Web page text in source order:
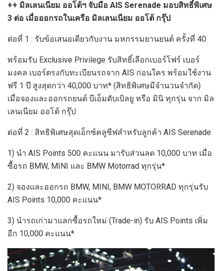
++ มิลเลนเนียม ออโต้ฯ จับมือ AIS Serenade มอบสิทธิ์พิเศษ
3 ต่อ เมื่อออกรถในเครือ มิลเลนเนียม ออโต้ กรุ๊ป
ต่อที่ 1 : รับข้อเสนอเดียวกับงาน มหกรรมยานยนต์ ครั้งที่ 40
พร้อมรับ Exclusive Privilege รับสิทธิ์เลือกเบอร์โฟร์ เบอร์
มงคล เบอร์ตรงกับทะเบียนรถจาก AIS ก่อนใคร พร้อมใช้งาน
ฟรี 1 ปี สูงสุดกว่า 40,000 บาท* (สิทธิพิเศษมีจำนวนจำกัด)
เมื่อจองและออกรถยนต์ บีเอ็มดับเบิลยู หรือ มินิ ทุกรุ่น จาก มิล
เลนเนียม ออโต้ กรุ๊ป
ต่อที่ 2 : สิทธิพิเศษสุดเอ็กซ์คลูซีฟสำหรับลูกค้า AIS Serenade
1) นำ AIS Points 500 คะแนน มารับส่วนลด 10,000 บาท เมื่อ
ซื้อรถ BMW, MINI และ BMW Motorrad ทุกรุ่น*
2) จองและออกรถ BMW, MINI, BMW MOTORRAD ทุกรุ่นรับ
AIS Points 10,000 คะแนน*
3) นำรถเก่ามาแลกซื้อรถใหม่ (Trade-in) รับ AIS Points เพิ่ม
อีก 10,000 คะแนน*